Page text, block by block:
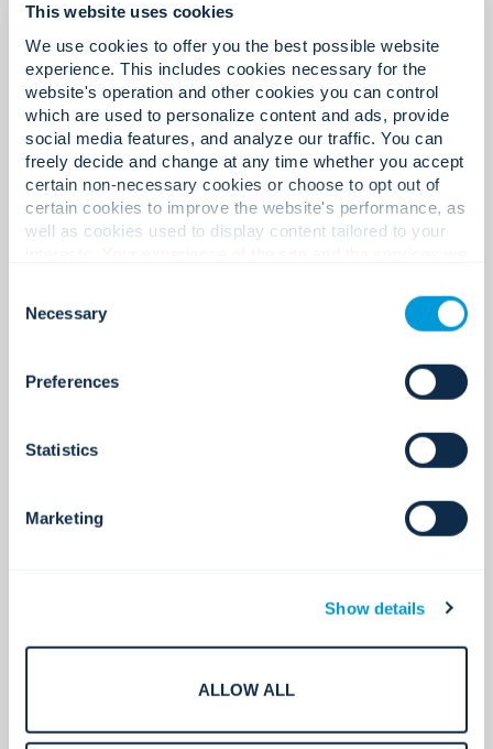
This website uses cookies
We use cookies to offer you the best possible website
experience. This includes cookies necessary for the
website's operation and other cookies you can control
which are used to personalize content and ads, provide
social media features, and analyze our traffic. You can
freely decide and change at any time whether you accept
certain non-necessary cookies or choose to opt out of
certain cookies to improve the website's performance, as
well as cookies used to display content tailored to your
cookies. Click "Show details" below for more information
about who we share your information with.
Selection
Necessary
Preferences
Statistics
Marketing
Show details
ALLOW ALL
Was Sie hier erwartet.
Eine Kultur, die menschlich,
Leistung ausgerichtet ist.
Richtige zu tun – auch wenn niemand zuschaut.
gleichzeitig Raum für Spaß, Austausch und die